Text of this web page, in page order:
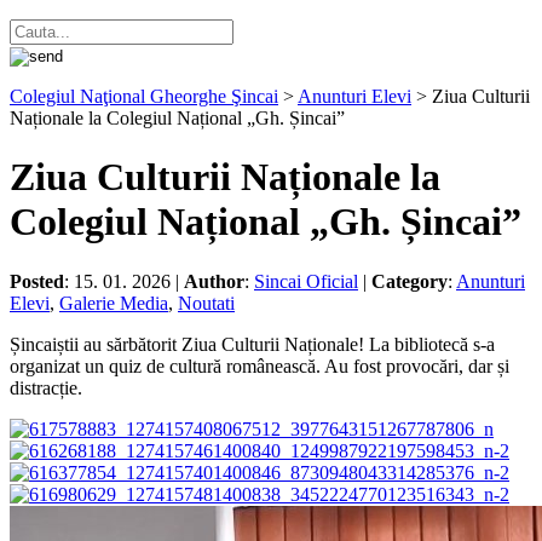
Colegiul Naţional Gheorghe Şincai > Anunturi Elevi > Ziua Culturii
Naționale la Colegiul Național „Gh. Șincai”
Ziua Culturii Naționale la
Colegiul Național „Gh. Șincai”
Posted: 15. 01. 2026 | Author: Sincai Oficial | Category: Anunturi
Elevi, Galerie Media, Noutati
Șincaiștii au sărbătorit Ziua Culturii Naționale! La bibliotecă s-a
organizat un quiz de cultură românească. Au fost provocări, dar și
distracție.